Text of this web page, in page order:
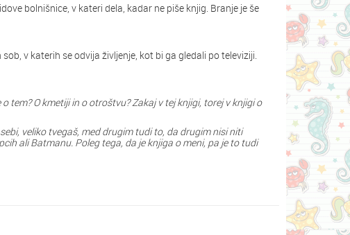
bolnišnice, v kateri dela, kadar ne piše knjig. Branje je še
v katerih se odvija življenje, kot bi ga gledali po televiziji.
tem? O kmetiji in o otroštvu? Zakaj v tej knjigi, torej v knjigi o
veliko tvegaš, med drugim tudi to, da drugim nisi niti
ali Batmanu. Poleg tega, da je knjiga o meni, pa je to tudi